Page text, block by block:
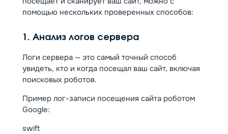
помощью нескольких проверенных способов:
1. Анализ логов сервера
Логи сервера — это самый точный способ
увидеть, кто и когда посещал ваш сайт, включая
поисковых роботов.
Пример лог-записи посещения сайта роботом
Google:
swift